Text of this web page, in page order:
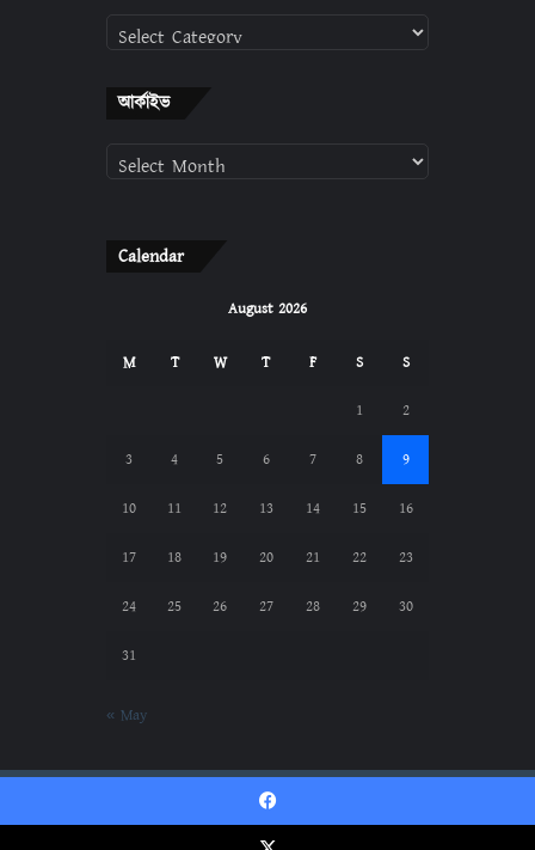
ক্যাটাগরি
আর্কাইভ
Calendar
August 2026
M T W T F S S
1 2
3 4 5 6 7 8 9
10 11 12 13 14 15 16
17 18 19 20 21 22 23
24 25 26 27 28 29 30
31
« May
Gazwatul Hind || গাজওয়াতুল হিন্দ © Copyright
Facebook